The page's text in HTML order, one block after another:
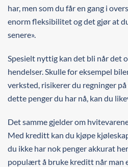
har, men som du får en gang i
enorm fleksibilitet og det gjør at
senere».
Spesielt nyttig kan det bli når det
hendelser. Skulle for eksempel
verksted, risikerer du regninger
dette penger du har nå, kan du
Det samme gjelder om
Med kreditt kan du kjøpe
du ikke har nok penger akkurat
populært å bruke kreditt når man